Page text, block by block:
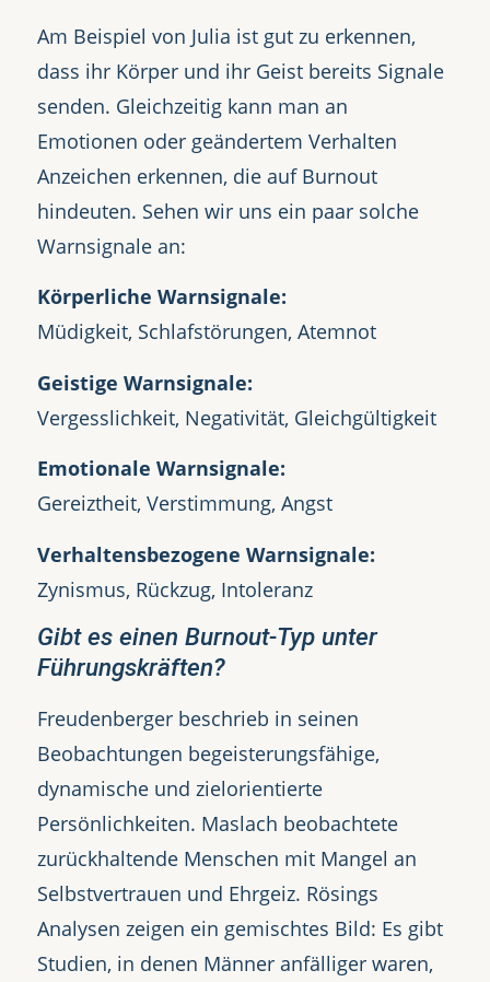
Am Beispiel von Julia ist gut zu erkennen,
dass ihr Körper und ihr Geist bereits Signale
senden. Gleichzeitig kann man an
Emotionen oder geändertem Verhalten
Anzeichen erkennen, die auf Burnout
hindeuten. Sehen wir uns ein paar solche
Warnsignale an:
Körperliche Warnsignale:
Müdigkeit, Schlafstörungen, Atemnot
Geistige Warnsignale:
Vergesslichkeit, Negativität, Gleichgültigkeit
Emotionale Warnsignale:
Gereiztheit, Verstimmung, Angst
Verhaltensbezogene Warnsignale:
Zynismus, Rückzug, Intoleranz
Gibt es einen Burnout-Typ unter
Führungskräften?
Freudenberger beschrieb in seinen
Beobachtungen begeisterungsfähige,
dynamische und zielorientierte
Persönlichkeiten. Maslach beobachtete
zurückhaltende Menschen mit Mangel an
Selbstvertrauen und Ehrgeiz. Rösings
Analysen zeigen ein gemischtes Bild: Es gibt
Studien, in denen Männer anfälliger waren,